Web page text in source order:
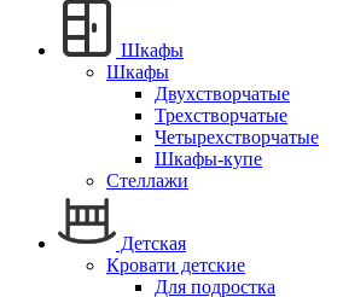
Шкафы
Шкафы
Двухстворчатые
Трехстворчатые
Четырехстворчатые
Шкафы-купе
Стеллажи
Детская
Кровати детские
Для подростка